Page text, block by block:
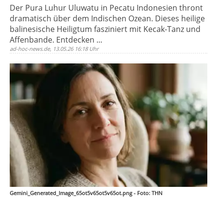
Der Pura Luhur Uluwatu in Pecatu Indonesien thront
dramatisch über dem Indischen Ozean. Dieses heilige
balinesische Heiligtum fasziniert mit Kecak-Tanz und
Affenbande. Entdecken ...
ad-hoc-news.de, 13.05.26 16:18 Uhr
Gemini_Generated_Image_65ot5v65ot5v65ot.png - Foto: THN